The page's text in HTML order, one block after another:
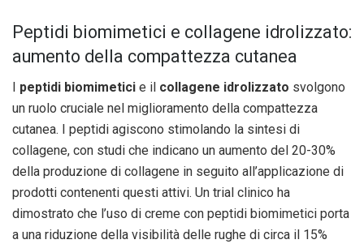
Peptidi biomimetici e collagene idrolizzato:
aumento della compattezza cutanea
peptidi biomimetici e il collagene idrolizzato svolgono
un ruolo cruciale nel miglioramento della compattezza
cutanea. I peptidi agiscono stimolando la sintesi di
collagene, con studi che indicano un aumento del 20-30%
della produzione di collagene in seguito all’applicazione di
prodotti contenenti questi attivi. Un trial clinico ha
dimostrato che l’uso di creme con peptidi biomimetici porta
a una riduzione della visibilità delle rughe di circa il 15%